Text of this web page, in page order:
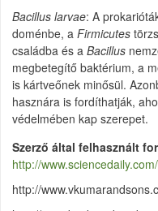
Bacillus larvae: A
doménbe, a Firmicutes
családba és a Bacillus
megbetegítő baktérium, a
is kártveőnek minősül.
hasznára is fordíthatják,
védelmében kap szerepet.
Szerző által felhasznált
http://
http://